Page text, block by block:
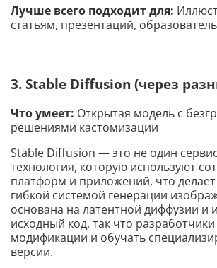
Лучше всего подходит для:
статьям, презентаций,
3. Stable Diffusion (через
Что умеет: Открытая модель с
решениями кастомизации
Stable Diffusion — это не один
технология, которую используют
платформ и приложений, что
гибкой системой генерации
основана на латентной диффузии и
исходный код, так что
модификации и обучать
версии.